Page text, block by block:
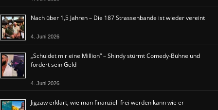
Nach über 1,5 Jahren – Die 187 Strassenbande ist wieder vereint
4. Juni 2026
„Schuldet mir eine Million“ – Shindy stürmt Comedy-Bühne und
fordert sein Geld
4. Juni 2026
Jigzaw erklärt, wie man finanziell frei werden kann wie er